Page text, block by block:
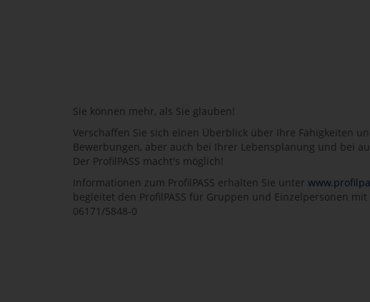
Sie können mehr, als Sie glauben!
Verschaffen Sie sich einen Überblick über Ihre Fähigkeiten
Bewerbungen, aber auch bei Ihrer Lebensplanung und bei
Der ProfilPASS macht's möglich!
Informationen zum ProfilPASS erhalten Sie unter
begleitet den ProfilPASS für Gruppen und Einzelpersonen
06171/5848-0